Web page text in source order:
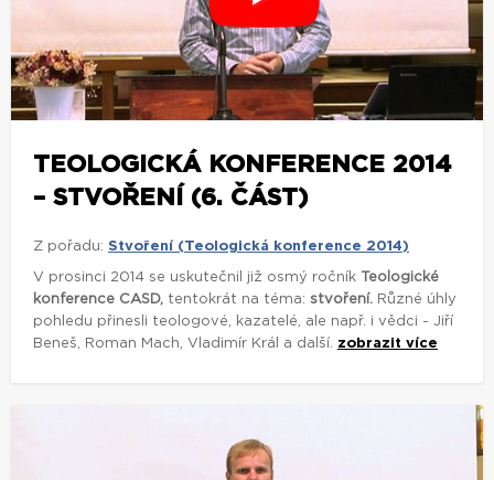
TEOLOGICKÁ KONFERENCE 2014
– STVOŘENÍ (6. ČÁST)
Z pořadu: Stvoření (Teologická konference 2014)
V prosinci 2014 se uskutečnil již osmý ročník
Teologické
konference CASD, tentokrát na téma: stvoření. Různé úhly
pohledu přinesli teologové, kazatelé, ale např. i vědci - Jiří
Beneš, Roman Mach, Vladimír Král a další. zobrazit více